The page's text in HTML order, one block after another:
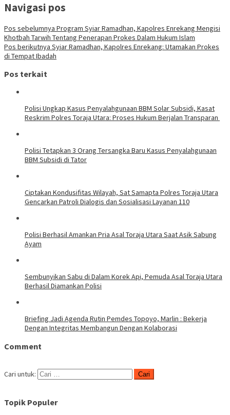
Navigasi pos
Pos sebelumnya Program Syiar Ramadhan, Kapolres Enrekang Mengisi
Khotbah Tarwih Tentang Penerapan Prokes Dalam Hukum Islam
Pos berikutnya Syiar Ramadhan, Kapolres Enrekang: Utamakan Prokes
di Tempat Ibadah
Pos terkait
Polisi Ungkap Kasus Penyalahgunaan BBM Solar Subsidi, Kasat
Reskrim Polres Toraja Utara: Proses Hukum Berjalan Transparan
Polisi Tetapkan 3 Orang Tersangka Baru Kasus Penyalahgunaan
BBM Subsidi di Tator
Ciptakan Kondusifitas Wilayah, Sat Samapta Polres Toraja Utara
Gencarkan Patroli Dialogis dan Sosialisasi Layanan 110
Polisi Berhasil Amankan Pria Asal Toraja Utara Saat Asik Sabung
Ayam
Sembunyikan Sabu di Dalam Korek Api, Pemuda Asal Toraja Utara
Berhasil Diamankan Polisi
Briefing Jadi Agenda Rutin Pemdes Topoyo, Marlin : Bekerja
Dengan Integritas Membangun Dengan Kolaborasi
Comment
Cari untuk:
Topik Populer